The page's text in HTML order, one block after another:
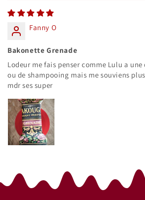
Fanny O
Bakonette Grenade
Lodeur me fais penser comme Lulu a
ou de shampooing mais me souviens
mdr ses super